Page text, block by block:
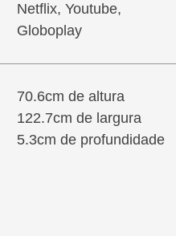
Netflix, Youtube,
Globoplay
70.6cm de altura
122.7cm de largura
5.3cm de profundidade